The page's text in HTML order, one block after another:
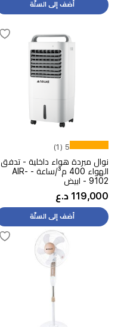
أضف إلى السلّة
5 (1)
نوال مبردة هواء داخلية - تدفق
الهواء 400 م³/ساعة - AIR-
9102 - ابيض
119,000 د.ع
أضف إلى السلّة